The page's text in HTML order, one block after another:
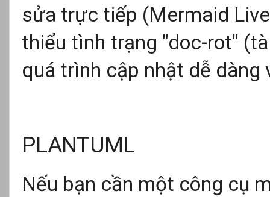
sửa trực tiếp (Mermaid
thiểu tình trạng "doc-rot"
quá trình cập nhật dễ dàng
PLANTUML
Nếu bạn cần một công cụ